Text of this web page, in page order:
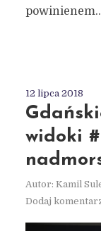
12 lipca 2018
widoki
Autor: Kamil
Dodaj